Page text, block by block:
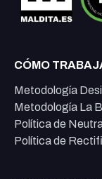
CÓMO
Metodología
Metodología La
Política de
Política de